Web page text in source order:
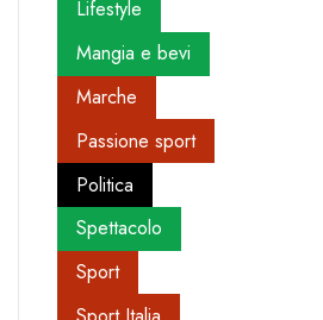
Lifestyle
Mangia e bevi
Marche
Passione sport
Politica
Spettacolo
Sport